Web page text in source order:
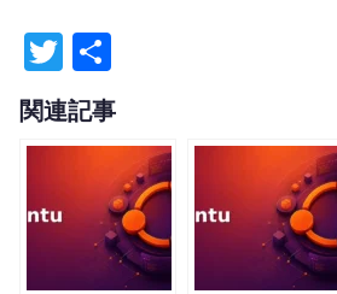
T
w
it
r
有
関連記事